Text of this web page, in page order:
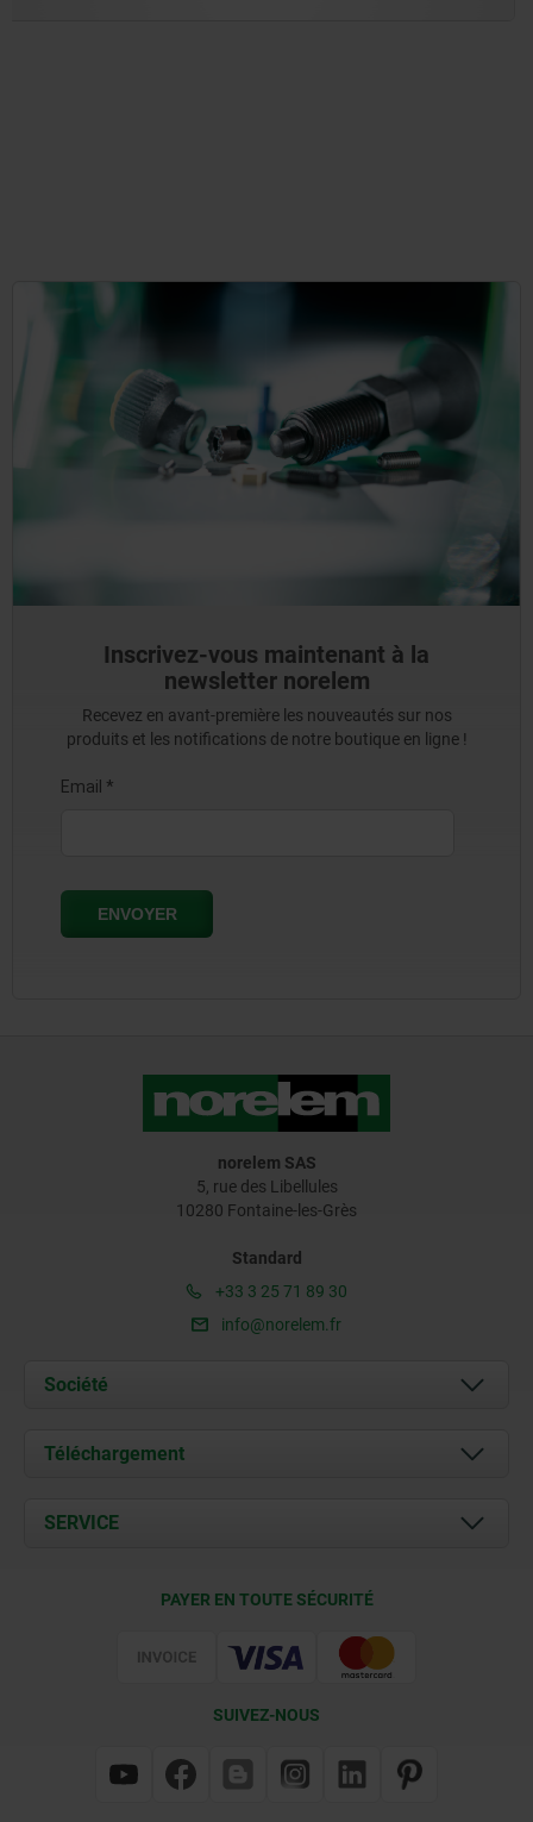
Inscrivez-vous maintenant à la
newsletter norelem
Recevez en avant-première les nouveautés sur nos
produits et les notifications de notre boutique en ligne !
norelem SAS
5, rue des Libellules
10280 Fontaine-les-Grès
Standard
+33 3 25 71 89 30
info@norelem.fr
Société
À propos de nous
Contact
Téléchargement
Documents
SERVICE
PAYER EN TOUTE SÉCURITÉ
SUIVEZ-NOUS